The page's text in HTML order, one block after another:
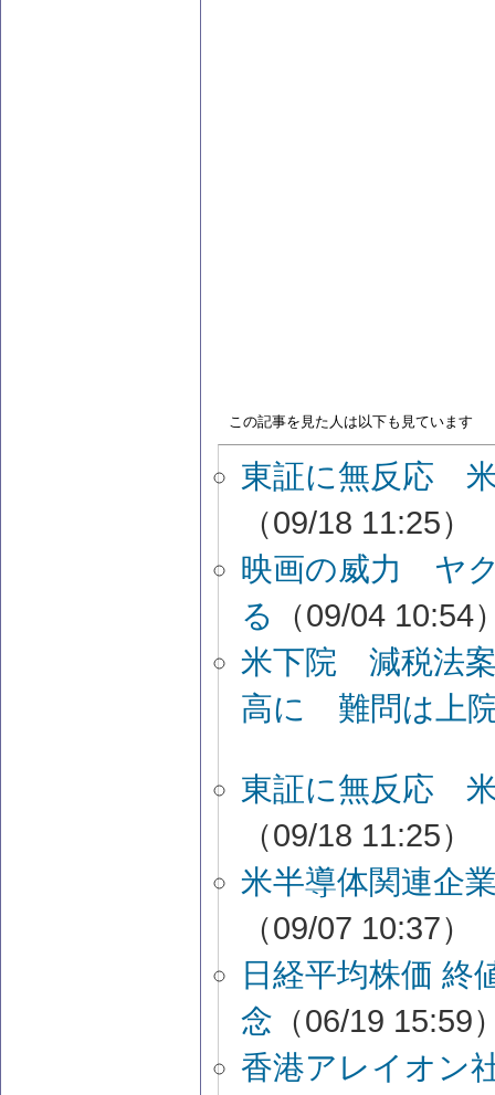
この記事を見た人は以下も見ています
東証に無反応
（09/18 11:25）
映画の威力 ヤ
る
（09/04 10:54
米下院 減税法
高に 難問は上
東証に無反応
（09/18 11:25）
米半導体関連企
（09/07 10:37）
日経平均株価
念 （06/19 15:59
香港アレイオン